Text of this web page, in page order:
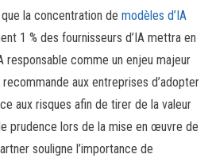
la concentration de modèles d’IA
1 % des fournisseurs d’IA mettra en
responsable comme un enjeu majeur
aux entreprises d’adopter
aux risques afin de tirer de la valeur
prudence lors de la mise en œuvre de
souligne l’importance de